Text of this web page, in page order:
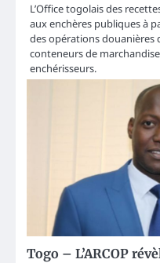
L’Office togolais des
aux enchères publiques à
des opérations douanières
conteneurs de
enchérisseurs.
Togo – L’ARCOP